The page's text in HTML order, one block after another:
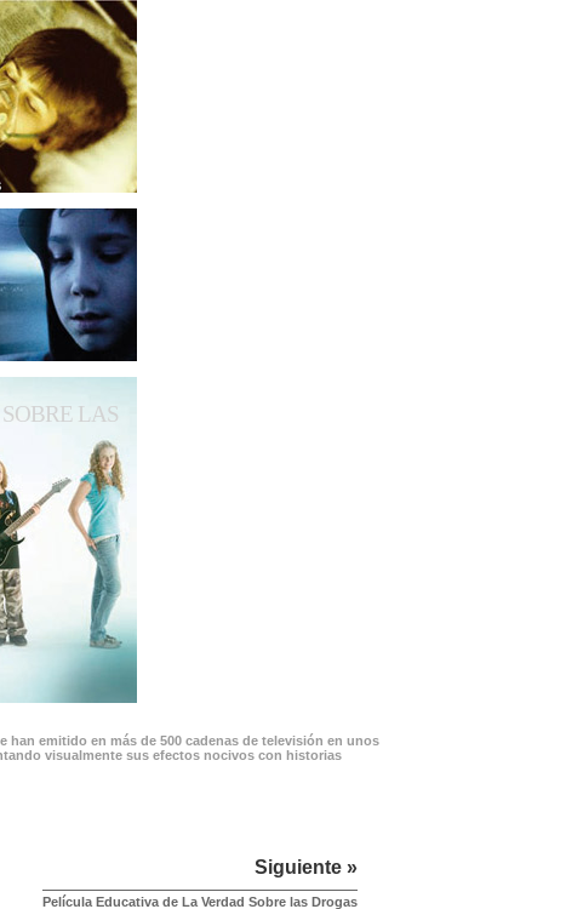
LAS
han emitido en más de 500 cadenas de televisión en unos
visualmente sus efectos nocivos con historias
Siguiente »
Película Educativa de La Verdad Sobre las Drogas